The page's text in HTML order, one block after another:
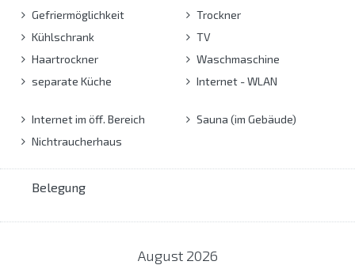
Gefriermöglichkeit
Kühlschrank
Haartrockner
separate Küche
Trockner
TV
Waschmaschine
Internet - WLAN
Internet im öff. Bereich
Nichtraucherhaus
Sauna (im Gebäude)
Belegung
August 2026